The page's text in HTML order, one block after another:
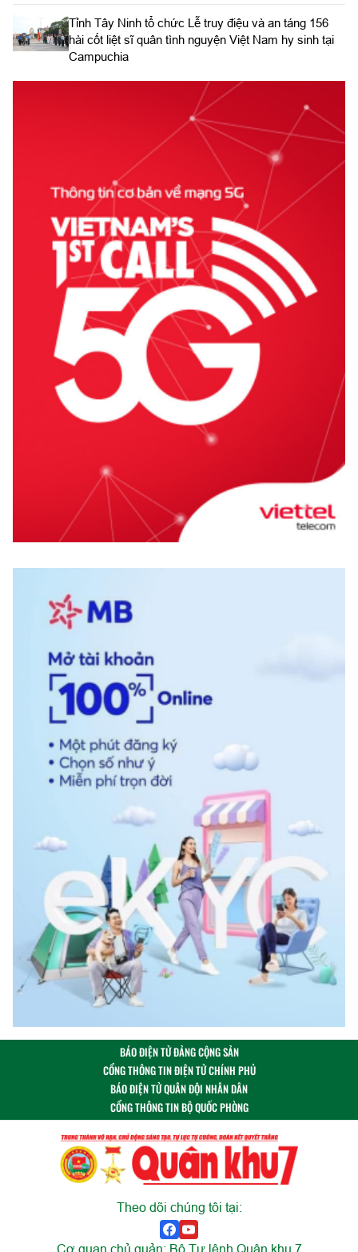
​Tỉnh Tây Ninh tổ chức Lễ truy điệu và an táng 156
hài cốt liệt sĩ quân tình nguyện Việt Nam hy sinh tại
Campuchia
BÁO ĐIỆN TỬ ĐẢNG CỘNG SẢN
CỔNG THÔNG TIN ĐIỆN TỬ CHÍNH PHỦ
BÁO ĐIỆN TỬ QUÂN ĐỘI NHÂN DÂN
CỔNG THÔNG TIN BỘ QUỐC PHÒNG
Theo dõi chúng tôi tại:
Cơ quan chủ quản: Bộ Tư lệnh Quân khu 7